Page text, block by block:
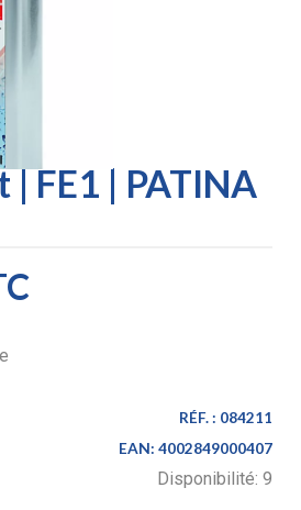
| FE1 | PATINA
RÉF. : 084211
EAN: 4002849000407
Disponibilité: 9